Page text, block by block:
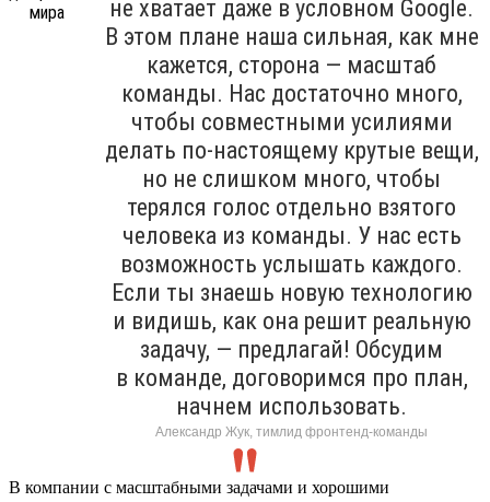
не хватает даже в условном Google.
В этом плане наша сильная, как мне
кажется, сторона — масштаб
команды. Нас достаточно много,
чтобы совместными усилиями
делать по-настоящему крутые вещи,
но не слишком много, чтобы
терялся голос отдельно взятого
человека из команды. У нас есть
возможность услышать каждого.
Если ты знаешь новую технологию
и видишь, как она решит реальную
задачу, — предлагай! Обсудим
в команде, договоримся про план,
начнем использовать.
Александр Жук, тимлид фронтенд-команды
В компании с масштабными задачами и хорошими